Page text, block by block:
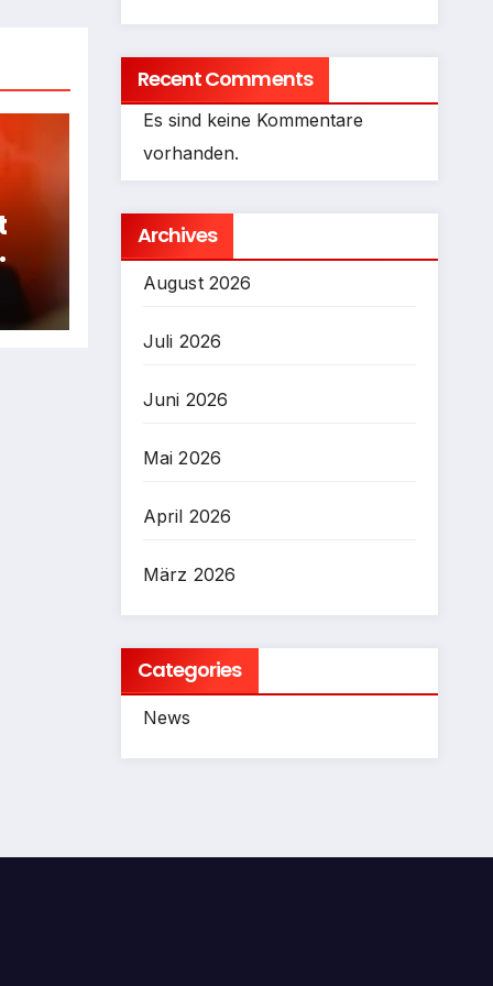
Recent Comments
Es sind keine Kommentare
vorhanden.
Archives
August 2026
Juli 2026
Juni 2026
Mai 2026
April 2026
März 2026
Categories
News